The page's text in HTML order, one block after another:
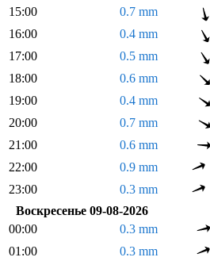
15:00
0.7 mm
16:00
0.4 mm
17:00
0.5 mm
18:00
0.6 mm
19:00
0.4 mm
20:00
0.7 mm
21:00
0.6 mm
22:00
0.9 mm
23:00
0.3 mm
Воскресенье 09-08-2026
00:00
0.3 mm
01:00
0.3 mm